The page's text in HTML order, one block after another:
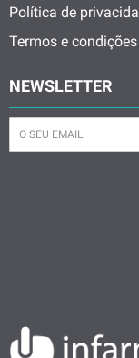
Política de
Termos e condições
NEWSLETTER